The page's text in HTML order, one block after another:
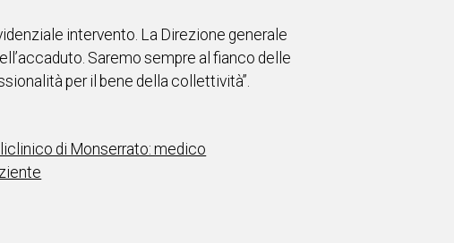
intervento. La Direzione generale
Saremo sempre al fianco delle
per il bene della collettività”.